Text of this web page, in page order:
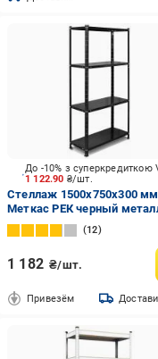
1 122.90 ₴/шт.
Стеллаж 1500x750x300 мм
Меткас РЕК черный
полки 4 шт. крашенный
12
1 182 ₴/шт.
Привезём